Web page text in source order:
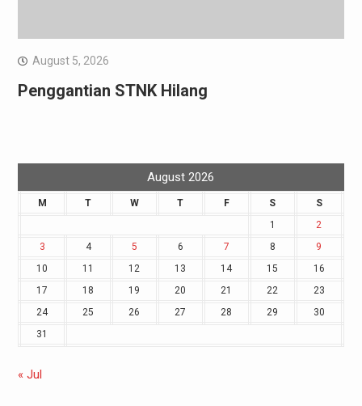
August 5, 2026
Penggantian STNK Hilang
August 2026
M T W T F S
S
1
2
3
4 5 6 7 8
9
10
11 12 13 14 15
16
17
18 19 20 21 22
23
24
25 26 27 28 29
30
31
« Jul